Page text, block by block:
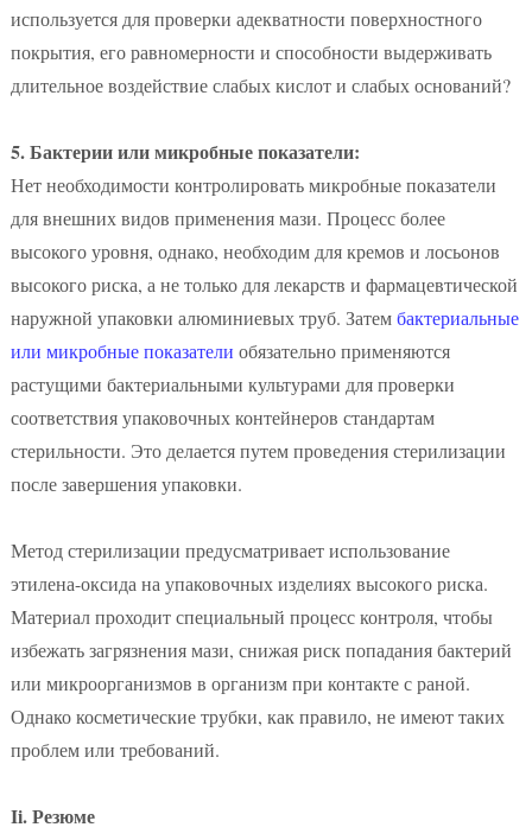
используется для проверки адекватности поверхностного
покрытия, его равномерности и способности выдерживать
длительное воздействие слабых кислот и слабых оснований?
5. Бактерии или микробные показатели:
Нет необходимости контролировать микробные показатели
для внешних видов применения мази. Процесс более
высокого уровня, однако, необходим для кремов и лосьонов
высокого риска, а не только для лекарств и фармацевтической
наружной упаковки алюминиевых труб. Затембактериальные
или микробные показатели обязательно применяются
растущими бактериальными культурами для проверки
соответствия упаковочных контейнеров стандартам
стерильности. Это делается путем проведения стерилизации
после завершения упаковки.
Метод стерилизации предусматривает использование
этилена-оксида на упаковочных изделиях высокого риска.
Материал проходит специальный процесс контроля, чтобы
избежать загрязнения мази, снижая риск попадания бактерий
или микроорганизмов в организм при контакте с раной.
Однако косметические трубки, как правило, не имеют таких
проблем или требований.
Ii. Резюме